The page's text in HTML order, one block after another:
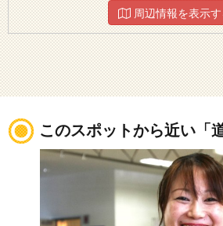
周辺情報を表示す
このスポットから近い「